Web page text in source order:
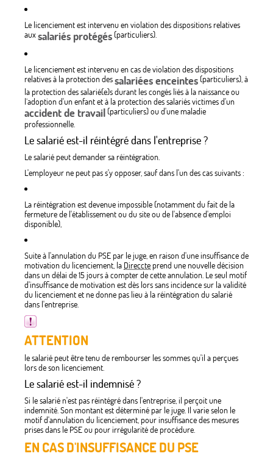
Le licenciement est intervenu en violation des dispositions relatives
auxsalariés protégés(particuliers).
Le licenciement est intervenu en cas de violation des dispositions
relatives à la protection dessalariées enceintes(particuliers), à
la protection des salarié(e)s durant les congés liés à la naissance ou
l’adoption d'un enfant et à la protection des salariés victimes d'un
accident de travail(particuliers) ou d'une maladie
professionnelle.
Le salarié est-il réintégré dans l'entreprise ?
Le salarié peut demander sa réintégration.
L'employeur ne peut pas s'y opposer, sauf dans l'un des cas suivants :
La réintégration est devenue impossible (notamment du fait de la
fermeture de l'établissement ou du site ou de l'absence d'emploi
disponible),
Suite à l'annulation du PSE par le juge, en raison d'une insuffisance de
motivation du licenciement, la Direccteprend une nouvelle décision
dans un délai de 15 jours à compter de cette annulation. Le seul motif
d'insuffisance de motivation est dès lors sans incidence sur la validité
du licenciement et ne donne pas lieu à la réintégration du salarié
dans l'entreprise.
ATTENTION
le salarié peut être tenu de rembourser les sommes qu'il a perçues
lors de son licenciement.
Le salarié est-il indemnisé ?
Si le salarié n'est pas réintégré dans l'entreprise, il perçoit une
indemnité. Son montant est déterminé par le juge. Il varie selon le
motif d'annulation du licenciement, pour insuffisance des mesures
prises dans le PSE ou pour irrégularité de procédure.
EN CAS D'INSUFFISANCE DU PSE